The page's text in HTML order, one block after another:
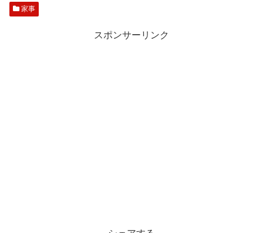
家事
スポンサーリンク